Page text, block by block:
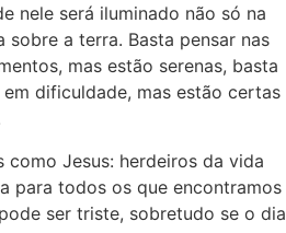
nele será iluminado não só na
sobre a terra. Basta pensar nas
mas estão serenas, basta
dificuldade, mas estão certas
como Jesus: herdeiros da vida
para todos os que encontramos
ser triste, sobretudo se o dia